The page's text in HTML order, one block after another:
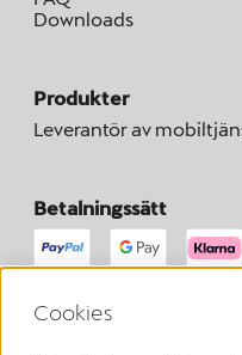
Downloads
Produkter
Leverantör av
Betalningssätt
Här kan du begära att
Cookies